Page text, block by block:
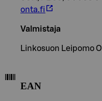
onta.fi
Valmistaja
Linkosuon Leipomo
EAN